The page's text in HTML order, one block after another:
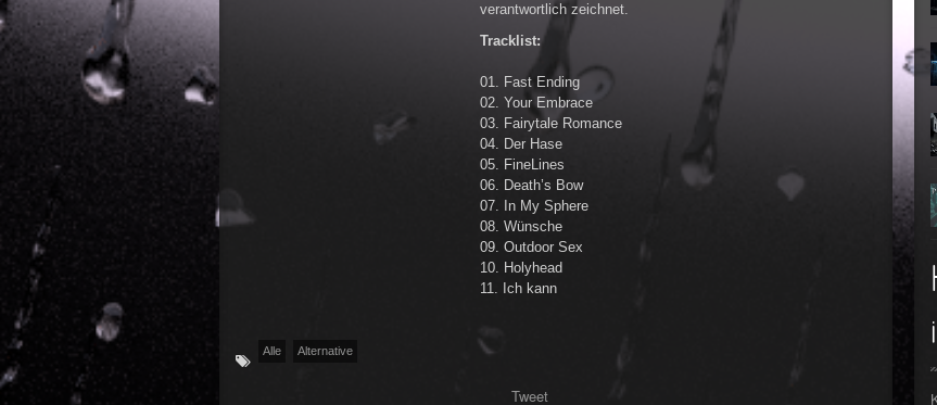
verantwortlich zeichnet.
Tracklist:
01. Fast Ending
02. Your Embrace
03. Fairytale Romance
04. Der Hase
05. FineLines
06. Death’s Bow
07. In My Sphere
08. Wünsche
09. Outdoor Sex
10. Holyhead
11. Ich kann
Alle Alternative
Tweet